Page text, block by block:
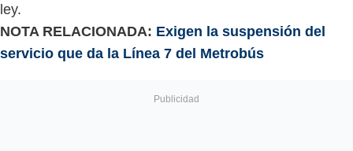
ley.
NOTA RELACIONADA: Exigen la suspensión del
servicio que da la Línea 7 del Metrobús